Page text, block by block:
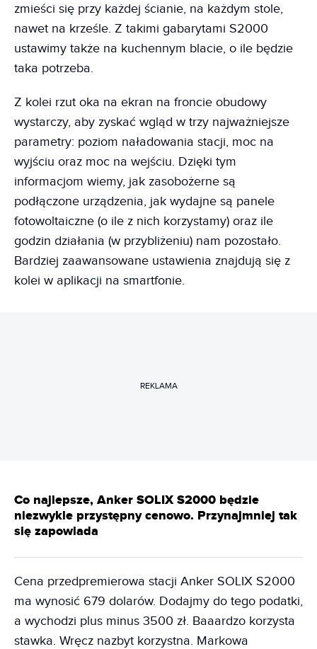
zmieści się przy każdej ścianie, na każdym stole,
nawet na krześle. Z takimi gabarytami S2000
ustawimy także na kuchennym blacie, o ile będzie
taka potrzeba.
Z kolei rzut oka na ekran na froncie obudowy
wystarczy, aby zyskać wgląd w trzy najważniejsze
parametry: poziom naładowania stacji, moc na
wyjściu oraz moc na wejściu. Dzięki tym
informacjom wiemy, jak zasobożerne są
podłączone urządzenia, jak wydajne są panele
fotowoltaiczne (o ile z nich korzystamy) oraz ile
godzin działania (w przybliżeniu) nam pozostało.
Bardziej zaawansowane ustawienia znajdują się z
kolei w aplikacji na smartfonie.
REKLAMA
Co najlepsze, Anker SOLIX S2000 będzie
niezwykle przystępny cenowo. Przynajmniej tak
się zapowiada
Cena przedpremierowa stacji Anker SOLIX S2000
ma wynosić 679 dolarów. Dodajmy do tego podatki,
a wychodzi plus minus 3500 zł. Baaardzo korzysta
stawka. Wręcz nazbyt korzystna. Markowa